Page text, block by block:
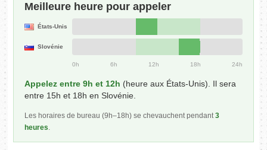
Meilleure heure pour appeler
États-Unis
Slovénie
0h 6h 12h 18h 24h
Appelez entre 9h et 12h (heure aux États-Unis). Il sera
entre 15h et 18h en Slovénie.
Les horaires de bureau (9h–18h) se chevauchent pendant3
heures.